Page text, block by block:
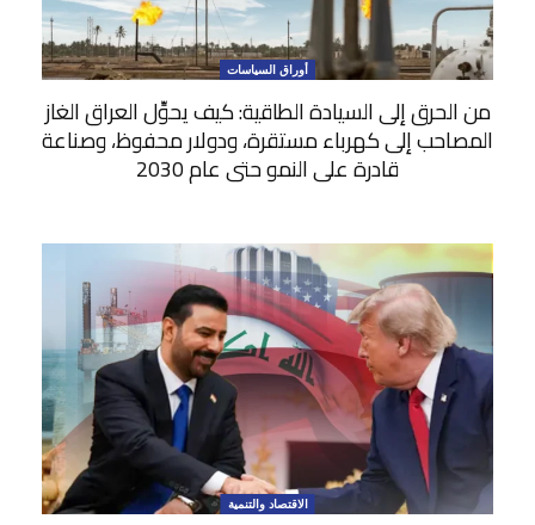
أوراق السياسات
من الحرق إلى السيادة الطاقية: كيف يحوِّل العراق الغاز
المصاحب إلى كهرباء مستقرة، ودولار محفوظ، وصناعة
قادرة على النمو حتى عام 2030
الاقتصاد والتنمية